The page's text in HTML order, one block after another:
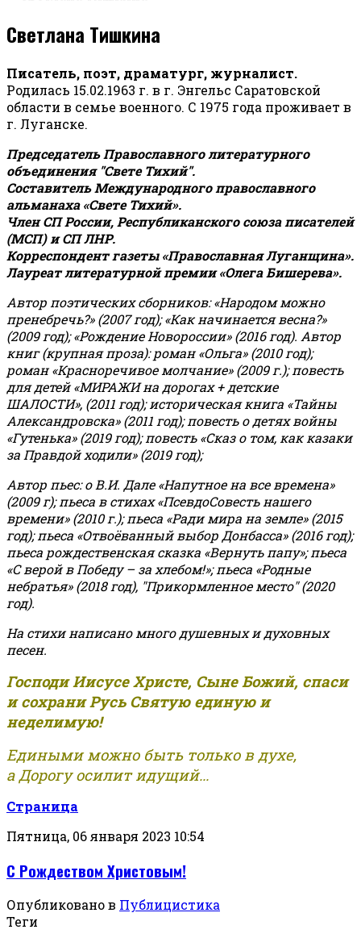
Светлана Тишкина
Писатель, поэт, драматург, журналист.
Родилась 15.02.1963 г. в г. Энгельс Саратовской
области в семье военного. С 1975 года проживает в
г. Луганске.
Председатель Православного литературного
объединения "Свете Тихий".
Составитель Международного православного
альманаха «Свете Тихий».
Член СП России, Республиканского союза писателей
(МСП) и СП ЛНР.
Корреспондент газеты «Православная Луганщина».
Лауреат литературной премии «Олега Бишерева».
Автор поэтических сборников: «Народом можно
пренебречь?» (2007 год); «Как начинается весна?»
(2009 год); «Рождение Новороссии» (2016 год). Автор
книг (крупная проза): роман «Ольга» (2010 год);
роман «Красноречивое молчание» (2009 г.); повесть
для детей «МИРАЖИ на дорогах + детские
ШАЛОСТИ», (2011 год); историческая книга «Тайны
Александровска» (2011 год); повесть о детях войны
«Гутенька» (2019 год); повесть «Сказ о том, как казаки
за Правдой ходили» (2019 год);
Автор пьес: о В.И. Дале «Напутное на все времена»
(2009 г); пьеса в стихах «ПсевдоСовесть нашего
времени» (2010 г.); пьеса «Ради мира на земле» (2015
год); пьеса «Отвоёванный выбор Донбасса» (2016 год);
пьеса рождественская сказка «Вернуть папу»; пьеса
«С верой в Победу – за хлебом!»;пьеса «Родные
небратья» (2018 год), "Прикормленное место" (2020
год).
На стихи написано много душевных и духовных
песен.
Господи Иисусе Христе, Сыне Божий, спаси
и сохрани Русь Святую единую и
неделимую!
Едиными можно быть только в духе,
а Дорогу осилит идущий...
Страница
Пятница, 06 января 2023 10:54
С Рождеством Христовым!
Опубликовано в Публицистика
Теги